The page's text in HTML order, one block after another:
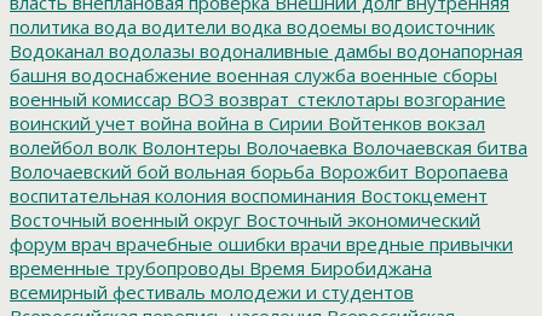
политика вода водители водка водоемы водоисточник
Водоканал водолазы водоналивные дамбы водонапорная
башня водоснабжение военная служба военные сборы
военный комиссар ВОЗ возврат_стеклотары возгорание
воинский учет война война в Сирии Войтенков вокзал
волейбол волк Волонтеры Волочаевка Волочаевская битва
Волочаевский бой вольная борьба Ворожбит Воропаева
воспитательная колония воспоминания Востокцемент
Восточный военный округ Восточный экономический
форум врач врачебные ошибки врачи вредные привычки
временные трубопроводы Время Биробиджана
всемирный фестиваль молодежи и студентов